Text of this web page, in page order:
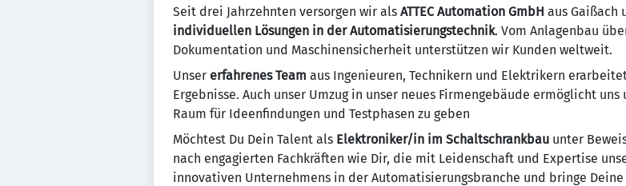
Seit drei Jahrzehnten versorgen wir als ATTEC Automation GmbH aus Gaißach
individuellen Lösungen in der Automatisierungstechnik. Vom Anlagenbau
Dokumentation und Maschinensicherheit unterstützen wir Kunden weltweit.
Unser erfahrenes Team aus Ingenieuren, Technikern und Elektrikern
Ergebnisse. Auch unser Umzug in unser neues Firmengebäude ermöglicht
Raum für Ideenfindungen und Testphasen zu geben
Möchtest Du Dein Talent als Elektroniker/in im Schaltschrankbau unter
nach engagierten Fachkräften wie Dir, die mit Leidenschaft und Expertise
innovativen Unternehmens in der Automatisierungsbranche und bringe